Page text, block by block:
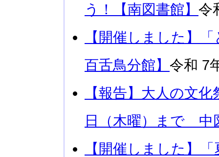
う！【南図書館】 令
【開催しました】
百舌鳥分館】 令和 7
【報告】大人の文
日（木曜）まで 中
【開催しました】